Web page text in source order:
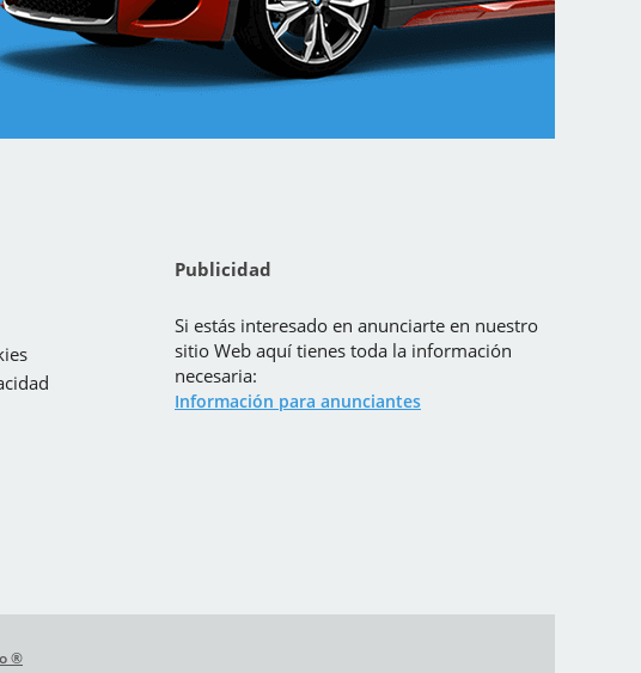
Publicidad
Si estás interesado en anunciarte en nuestro
sitio Web aquí tienes toda la información
necesaria:
Información para anunciantes
®